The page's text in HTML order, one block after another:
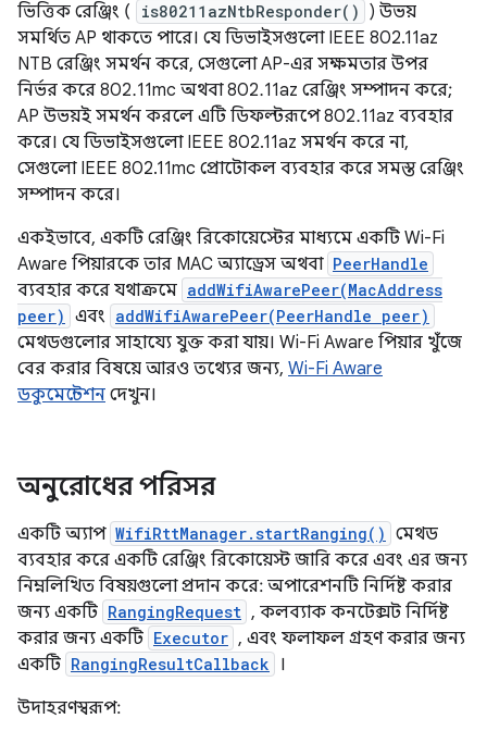
ভিত্তিক রেঞ্জিং (
is80211azNtbResponder()
) উভয়
সমর্থিত AP থাকতে পারে। যে ডিভাইসগুলো IEEE 802.11az
NTB রেঞ্জিং সমর্থন করে, সেগুলো AP-এর সক্ষমতার উপর
নির্ভর করে 802.11mc অথবা 802.11az রেঞ্জিং সম্পাদন করে;
AP উভয়ই সমর্থন করলে এটি ডিফল্টরূপে 802.11az ব্যবহার
করে। যে ডিভাইসগুলো IEEE 802.11az সমর্থন করে না,
সেগুলো IEEE 802.11mc প্রোটোকল ব্যবহার করে সমস্ত রেঞ্জিং
সম্পাদন করে।
একইভাবে, একটি রেঞ্জিং রিকোয়েস্টের মাধ্যমে একটি Wi-Fi
Aware পিয়ারকে তার MAC অ্যাড্রেস অথবা PeerHandle
ব্যবহার করে যথাক্রমে addWifiAwarePeer(MacAddress
peer) এবং addWifiAwarePeer(PeerHandle peer)
মেথডগুলোর সাহায্যে যুক্ত করা যায়। Wi-Fi Aware পিয়ার খুঁজে
বের করার বিষয়ে আরও তথ্যের জন্য, Wi-Fi Aware
ডকুমেন্টেশন দেখুন।
অনুরোধের পরিসর
একটি অ্যাপ WifiRttManager.startRanging() মেথড
ব্যবহার করে একটি রেঞ্জিং রিকোয়েস্ট জারি করে এবং এর জন্য
নিম্নলিখিত বিষয়গুলো প্রদান করে: অপারেশনটি নির্দিষ্ট করার
জন্য একটি RangingRequest , কলব্যাক কনটেক্সট নির্দিষ্ট
করার জন্য একটি Executor , এবং ফলাফল গ্রহণ করার জন্য
একটি RangingResultCallback
।
উদাহরণস্বরূপ: